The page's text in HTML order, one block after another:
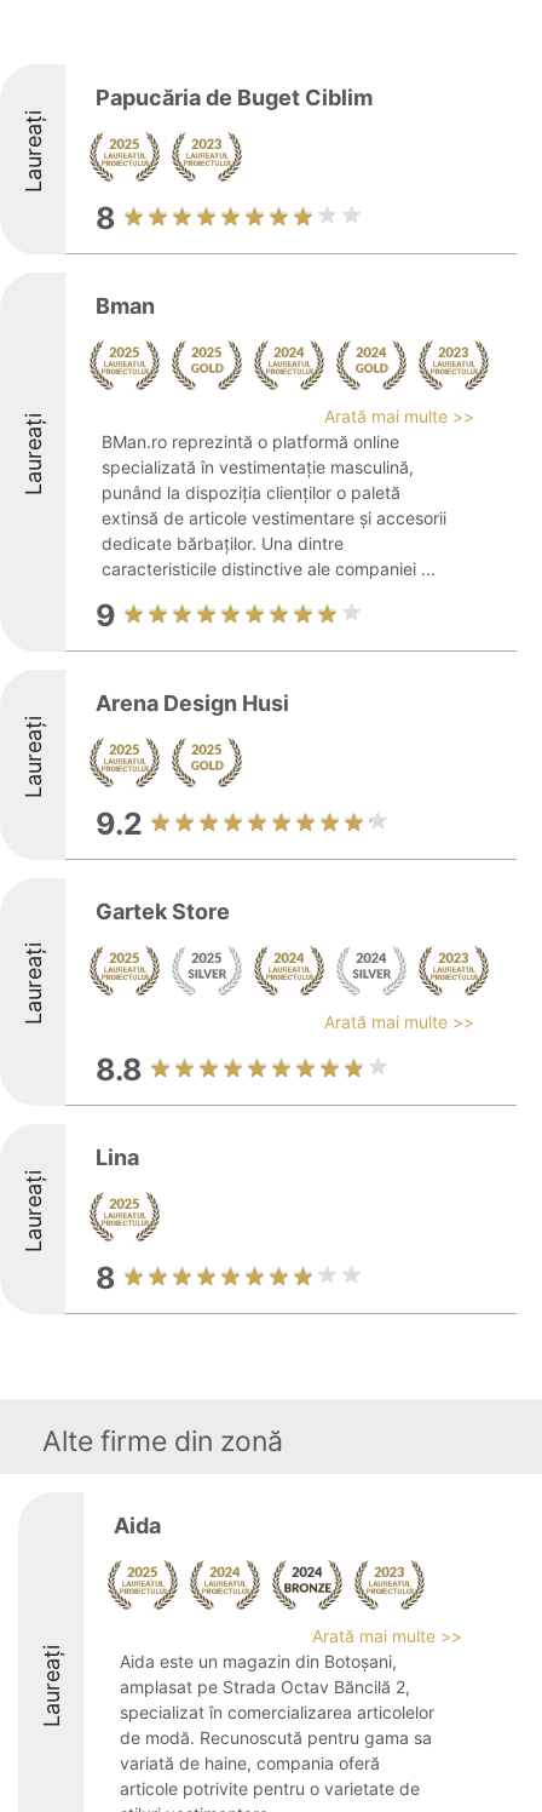
Laureați
Papucăria de Buget Ciblim
8
Laureați
Bman
Arată mai multe >>
BMan.ro reprezintă o platformă online
specializată în vestimentație masculină,
punând la dispoziția clienților o paletă
extinsă de articole vestimentare și accesorii
dedicate bărbaților. Una dintre
caracteristicile distinctive ale companiei ...
9
Laureați
Arena Design Husi
9.2
Laureați
Gartek Store
Arată mai multe >>
8.8
Laureați
Lina
8
Alte firme din zonă
Laureați
Aida
Arată mai multe >>
Aida este un magazin din Botoșani,
amplasat pe Strada Octav Băncilă 2,
specializat în comercializarea articolelor
de modă. Recunoscută pentru gama sa
variată de haine, compania oferă
articole potrivite pentru o varietate de